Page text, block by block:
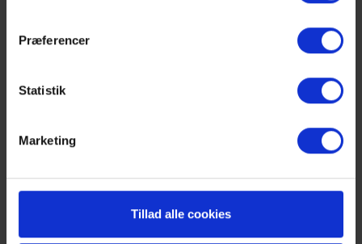
Præferencer
Statistik
Marketing
Tillad alle cookies
1977 - 1.DIV TRÆNINGSLEJR